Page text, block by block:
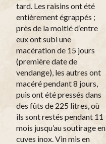
tard. Les raisins ont été
entièrement égrappés ;
près de la moitié d’entre
eux ont subi une
macération de 15 jours
(première date de
vendange), les autres ont
macéré pendant 8 jours,
puis ont été pressés dans
des fûts de 225 litres, où
ils sont restés pendant 11
mois jusqu’au soutirage en
cuves inox. Vin mis en